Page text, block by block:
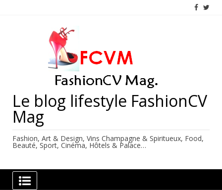
Le blog lifestyle FashionCV
Mag
Fashion, Art & Design, Vins Champagne & Spiritueux, Food,
Beauté, Sport, Cinéma, Hôtels & Palace…